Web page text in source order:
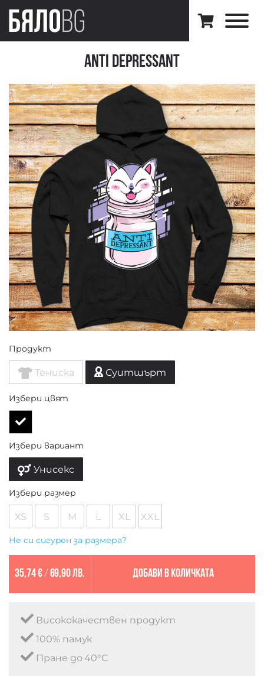
Anti Depressant
Продукт
Тениска Суитшърт
Избери цвят
Избери вариант
Унисекс
Избери размер
XS S M L XL XXL
Не си сигурен за размера?
35,74 €/ 69,90 лв. Добави в количката
Висококачествен продукт
100% памук
Пране до 40°C